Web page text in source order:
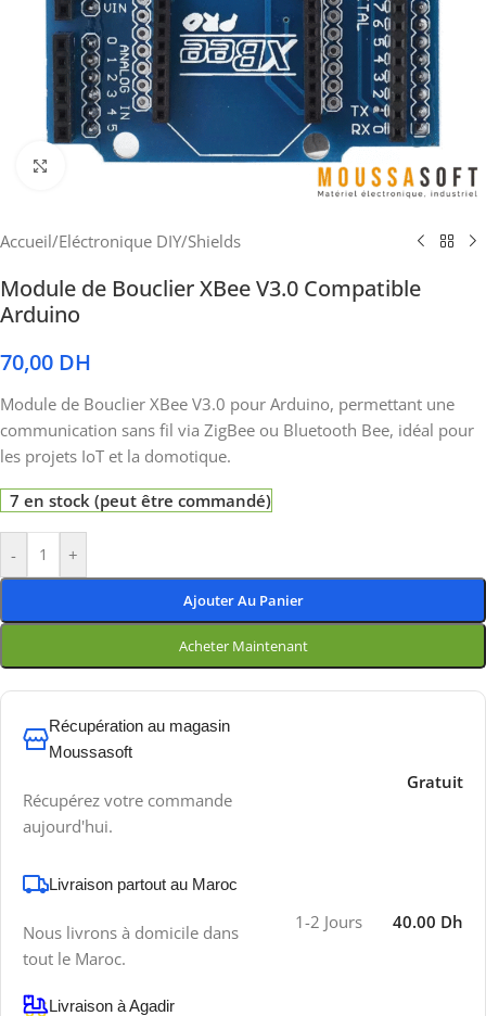
Cliquez pour agrandir
Accueil/Eléctronique DIY/Shields
Module de Bouclier XBee V3.0 Compatible
Arduino
70,00 DH
Module de Bouclier XBee V3.0 pour Arduino, permettant une
communication sans fil via ZigBee ou Bluetooth Bee, idéal pour
les projets IoT et la domotique.
7 en stock (peut être commandé)
- +
Ajouter Au Panier
Acheter Maintenant
Récupération au magasin
Moussasoft
Récupérez votre commande
aujourd'hui.
Gratuit
Livraison partout au Maroc
Nous livrons à domicile dans
tout le Maroc.
1-2 Jours 40.00 Dh
Livraison à Agadir